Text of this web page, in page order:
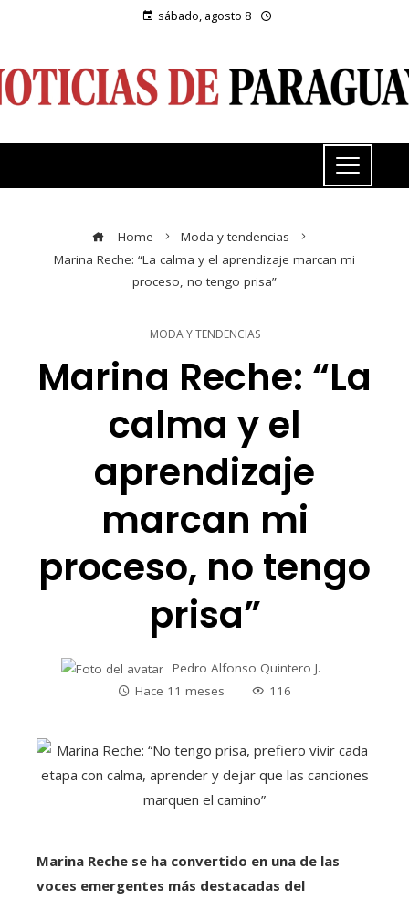
sábado, agosto 8
Home
Moda y tendencias
Marina Reche: “La calma y el aprendizaje marcan mi
proceso, no tengo prisa”
MODA Y TENDENCIAS
Marina Reche: “La
calma y el
aprendizaje
marcan mi
proceso, no tengo
prisa”
Pedro Alfonso Quintero J.
Hace 11 meses
116
Marina Reche se ha convertido en una de las
voces emergentes más destacadas del